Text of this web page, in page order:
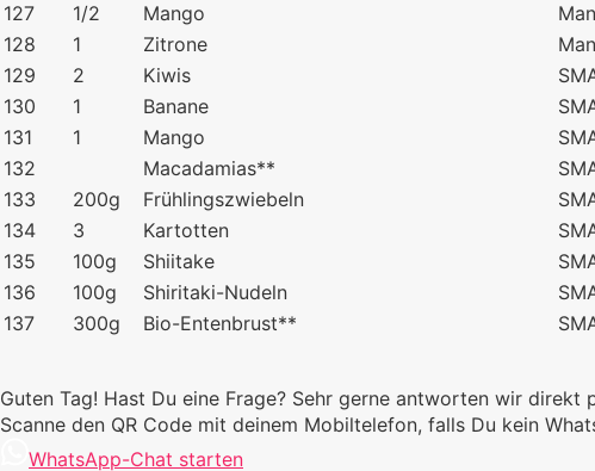
127
1/2 Mango
128
1 Zitrone
129
2 Kiwis
130
1 Banane
131
1 Mango
132
Macadamias**
133
200g Frühlingszwiebeln
134
3 Kartotten
135
100g Shiitake
136
100g Shiritaki-Nudeln
137
300g Bio-Entenbrust**
Guten Tag! Hast Du eine Frage? Sehr gerne antworten wir direkt
Scanne den QR Code mit deinem Mobiltelefon, falls Du kein
WhatsApp-Chat starten